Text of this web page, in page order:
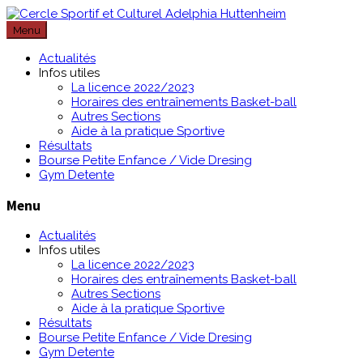
Passer
au
contenu
Menu
Actualités
Infos utiles
La licence 2022/2023
Horaires des entraînements Basket-ball
Autres Sections
Aide à la pratique Sportive
Résultats
Bourse Petite Enfance / Vide Dresing
Gym Detente
Menu
Actualités
Infos utiles
La licence 2022/2023
Horaires des entraînements Basket-ball
Autres Sections
Aide à la pratique Sportive
Résultats
Bourse Petite Enfance / Vide Dresing
Gym Detente